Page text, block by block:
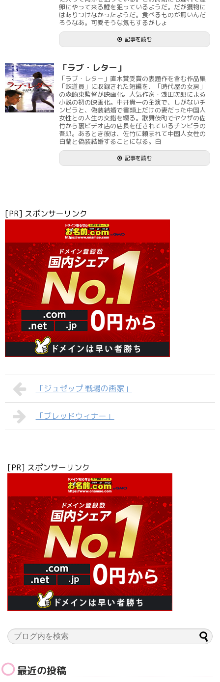
卵にやって来る鯉を狙っているようだ。だが獲物に
はありつけなかったようだ。食べるものが無いんだ
ろうなあ。可愛そうな気もするがしょ
記事を読む
「ラブ・レター」
「ラブ・レター」直木賞受賞の表題作を含む作品集
「鉄道員」に収録された短編を、「時代屋の女房」
の森崎東監督が映画化。人気作家・浅田次郎による
小説の初の映画化。中井貴一の主演で、しがないチ
ンピラと、偽装結婚で書類上だけの妻だった中国人
女性との人生の交錯を綴る。歌舞伎町でヤクザの佐
竹から裏ビデオ店の店長を任されているチンピラの
吾郎。あるとき彼は、佐竹に頼まれて中国人女性の
白蘭と偽装結婚することになる。白
記事を読む
[PR] スポンサーリンク
「ジュゼップ 戦場の画家」
「ブレッドウィナー」
[PR] スポンサーリンク
最近の投稿